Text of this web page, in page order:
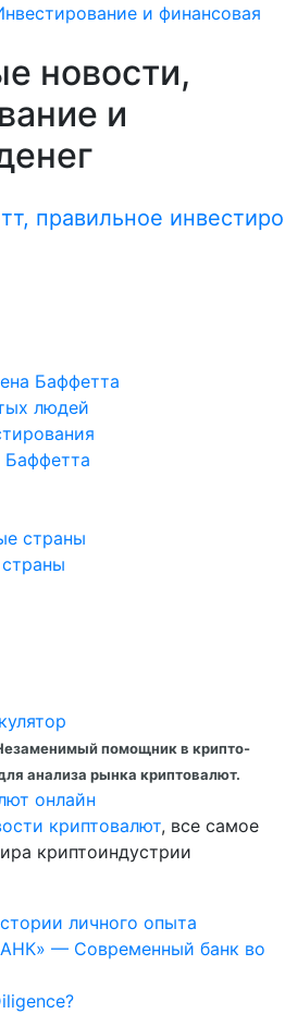
новости,
и
Баффетта
людей
страны
помощник в крипто-
анализа рынка криптовалют.
онлайн
криптовалют, все самое
криптоиндустрии
— Современный банк во